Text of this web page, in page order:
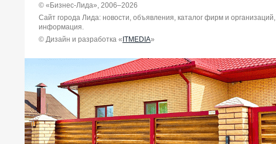
© «Бизнес-Лида», 2006–2026
Сайт города Лида: новости, объявления, каталог фирм и
информация.
© Дизайн и разработка «ITMEDIA»